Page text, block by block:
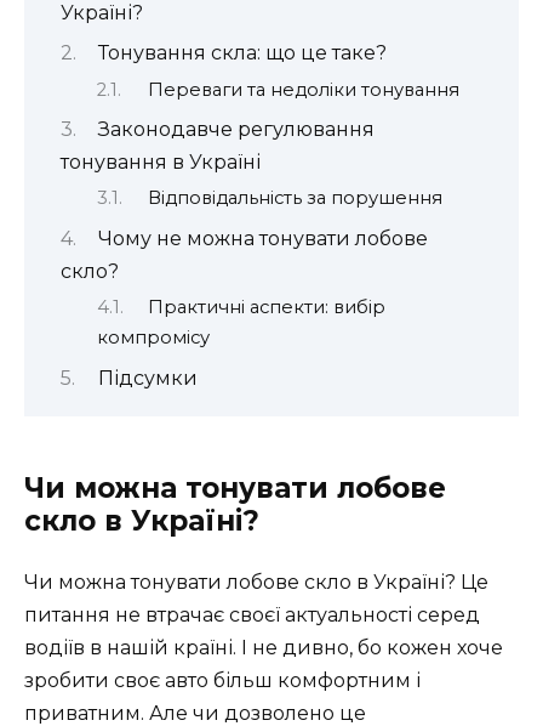
Україні?
Тонування скла: що це таке?
Переваги та недоліки тонування
Законодавче регулювання
тонування в Україні
Відповідальність за порушення
Чому не можна тонувати лобове
скло?
Практичні аспекти: вибір
компромісу
Підсумки
Чи можна тонувати лобове
скло в Україні?
Чи можна тонувати лобове скло в Україні? Це
питання не втрачає своєї актуальності серед
водіїв в нашій країні. І не дивно, бо кожен хоче
зробити своє авто більш комфортним і
приватним. Але чи дозволено це